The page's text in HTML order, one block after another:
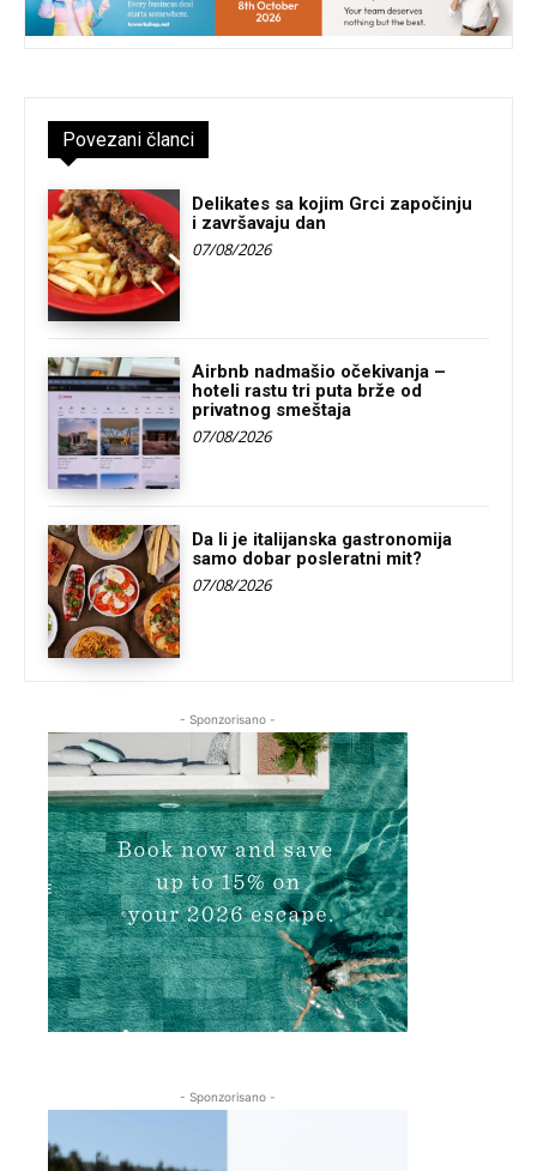
Povezani članci
Delikates sa kojim Grci započinju
i završavaju dan
07/08/2026
Airbnb nadmašio očekivanja –
hoteli rastu tri puta brže od
privatnog smeštaja
07/08/2026
Da li je italijanska gastronomija
samo dobar posleratni mit?
07/08/2026
- Sponzorisano -
- Sponzorisano -